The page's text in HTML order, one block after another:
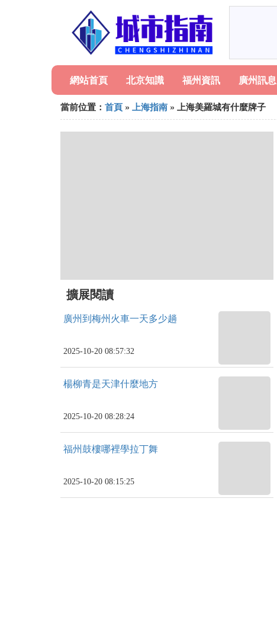
網站首頁 北京知識 福州資訊 廣州訊息
當前位置： 首頁 » 上海指南 » 上海美羅城有什麼牌子
擴展閱讀
廣州到梅州火車一天多少趟
2025-10-20 08:57:32
楊柳青是天津什麼地方
2025-10-20 08:28:24
福州鼓樓哪裡學拉丁舞
2025-10-20 08:15:25